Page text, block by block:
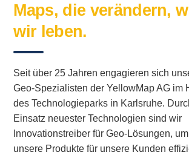
Maps, die verändern,
wir leben.
Seit über 25 Jahren engagieren sich
Geo-Spezialisten der YellowMap AG im
des Technologieparks in Karlsruhe.
Einsatz neuester Technologien sind wir
Innovationstreiber für Geo-Lösungen, um
unsere Produkte für unsere Kunden